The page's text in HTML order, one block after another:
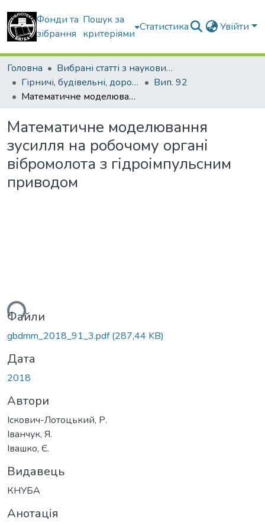
Фонди та
зібрання
Пошук за
критеріями
Статистика Увійти
Головна
Вибрані статті з наукових збірників КНУБА
Гірничі, будівельні, дорожні та меліоративні машини
Вип. 92
Математичне моделювання зусилля на робочому органі вібромолота з гідроімпульсним приводом
Математичне моделювання
зусилля на робочому органі
вібромолота з гідроімпульсним
приводом
Файли
gbdmm_2018_91_3.pdf(287,44 KB)
Дата
2018
Автори
Іскович-Лотоцький, Р.
Іванчук, Я.
Івашко, Є.
Видавець
КНУБА
Анотація